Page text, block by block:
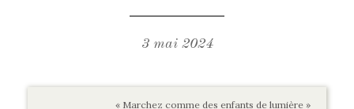
3 mai 2024
« Marchez comme des enfants de lumière »